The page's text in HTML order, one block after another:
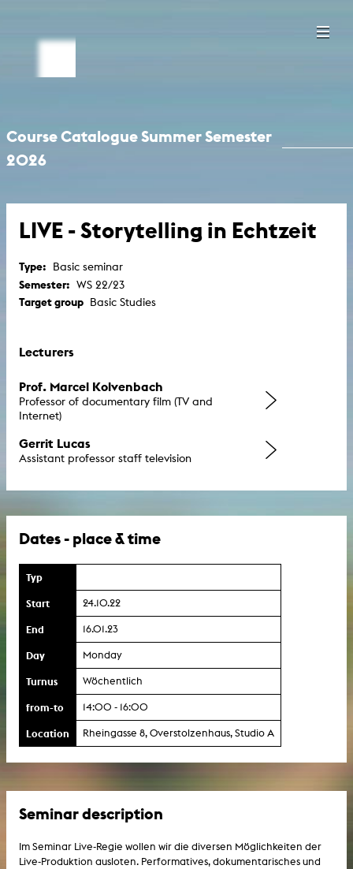
Course Catalogue Summer Semester
2026
LIVE - Storytelling in Echtzeit
Type: Basic seminar
Semester: WS 22/23
Target group Basic Studies
Lecturers
Prof. Marcel Kolvenbach
Professor of documentary film (TV and
Internet)
Gerrit Lucas
Assistant professor staff television
Dates - place & time
Typ
Start 24.10.22
End 16.01.23
Day Monday
Turnus Wöchentlich
from-to 14:00 - 16:00
Location Rheingasse 8, Overstolzenhaus, Studio A
Seminar description
Im Seminar Live-Regie wollen wir die diversen Möglichkeiten der
Live-Produktion ausloten. Performatives, dokumentarisches und